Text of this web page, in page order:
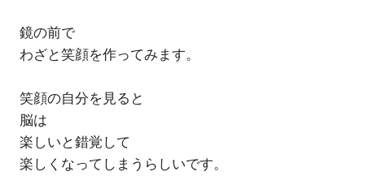
鏡の前で
わざと笑顔を作ってみます。
笑顔の自分を見ると
脳は
楽しいと錯覚して
楽しくなってしまうらしいです。